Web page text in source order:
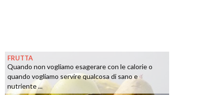
FRUTTA
Quando non vogliamo esagerare con le calorie o
quando vogliamo servire qualcosa di sano e
nutriente ...